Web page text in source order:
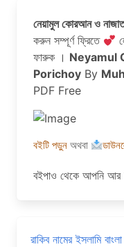
নেয়ামুল কোরআন ও
করুন সম্পূর্ণ ফ্রিতে
ফারুক । Neyamul
Porichoy By
PDF Free
বইটি পড়ুন অথবা
বইপাও থেকে আপনি আর
রাকিব নামের ইসলামি